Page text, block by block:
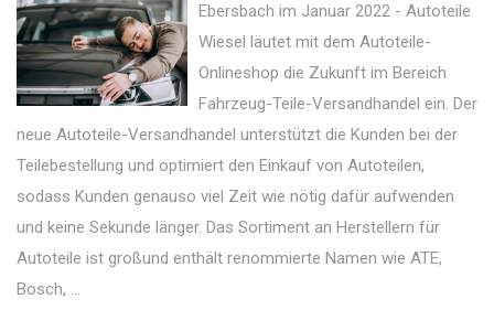
Ebersbach im Januar 2022 - Autoteile
Wiesel läutet mit dem Autoteile-
Onlineshop die Zukunft im Bereich
Fahrzeug-Teile-Versandhandel ein. Der
neue Autoteile-Versandhandel unterstützt die Kunden bei der
Teilebestellung und optimiert den Einkauf von Autoteilen,
sodass Kunden genauso viel Zeit wie nötig dafür aufwenden
und keine Sekunde länger. Das Sortiment an Herstellern für
Autoteile ist großund enthält renommierte Namen wie ATE,
Bosch, ...